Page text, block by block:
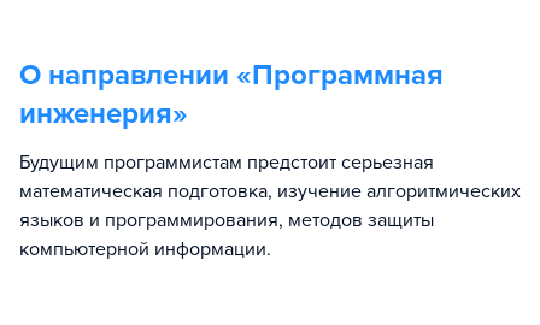
О направлении «Программная
инженерия»
Будущим программистам предстоит серьезная
математическая подготовка, изучение алгоритмических
языков и программирования, методов защиты
компьютерной информации.